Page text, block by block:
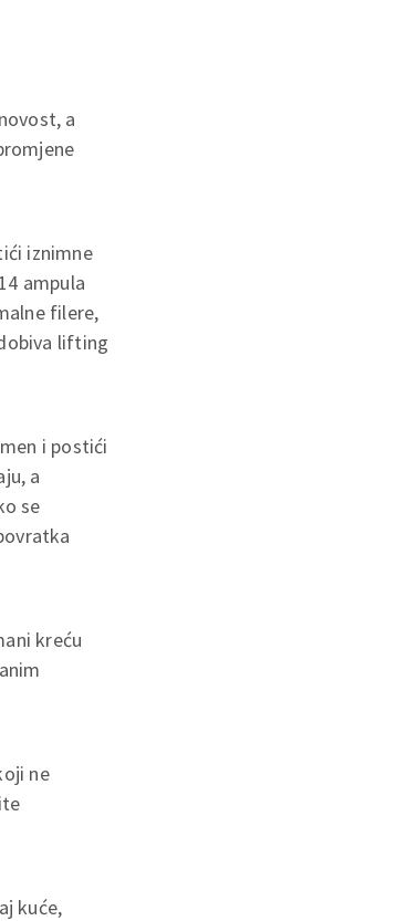
a
iznimne
ampula
filere,
lifting
i postići
a
se
kreću
ne
kuće,